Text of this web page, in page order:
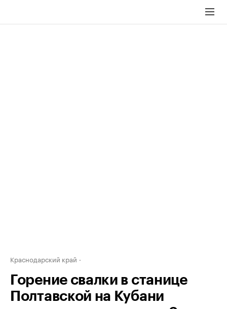
Краснодарский край
Горение свалки в станице
Полтавской на Кубани